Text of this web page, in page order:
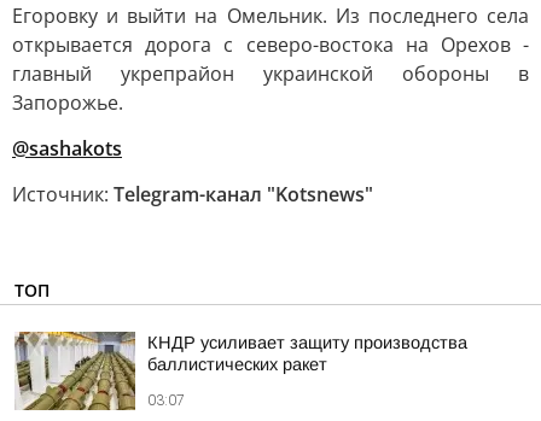
Егоровку и выйти на Омельник. Из последнего села
открывается дорога с северо-востока на Орехов -
главный укрепрайон украинской обороны в
Запорожье.
@sashakots
Источник: Telegram-канал "Kotsnews"
ТОП
КНДР усиливает защиту производства
баллистических ракет
03:07